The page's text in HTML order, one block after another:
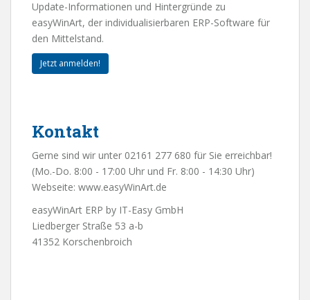
Update-Informationen und Hintergründe zu
easyWinArt, der individualisierbaren ERP-Software für
den Mittelstand.
Jetzt anmelden!
Kontakt
Gerne sind wir unter 02161 277 680 für Sie erreichbar!
(Mo.-Do. 8:00 - 17:00 Uhr und Fr. 8:00 - 14:30 Uhr)
Webseite: www.easyWinArt.de
easyWinArt ERP by IT-Easy GmbH
Liedberger Straße 53 a-b
41352 Korschenbroich